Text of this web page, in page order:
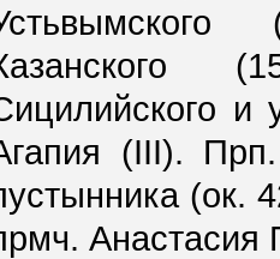
и
(III).
(ок.
Анастасия